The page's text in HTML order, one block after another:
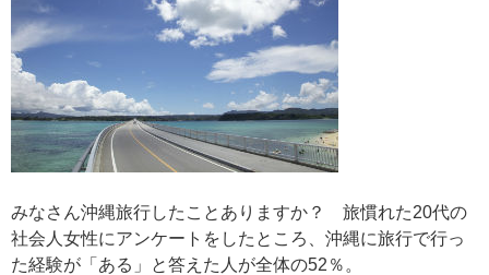
みなさん沖縄旅行したことありますか？ 旅慣れた20代の
社会人女性にアンケートをしたところ、沖縄に旅行で行っ
た経験が「ある」と答えた人が全体の52％。